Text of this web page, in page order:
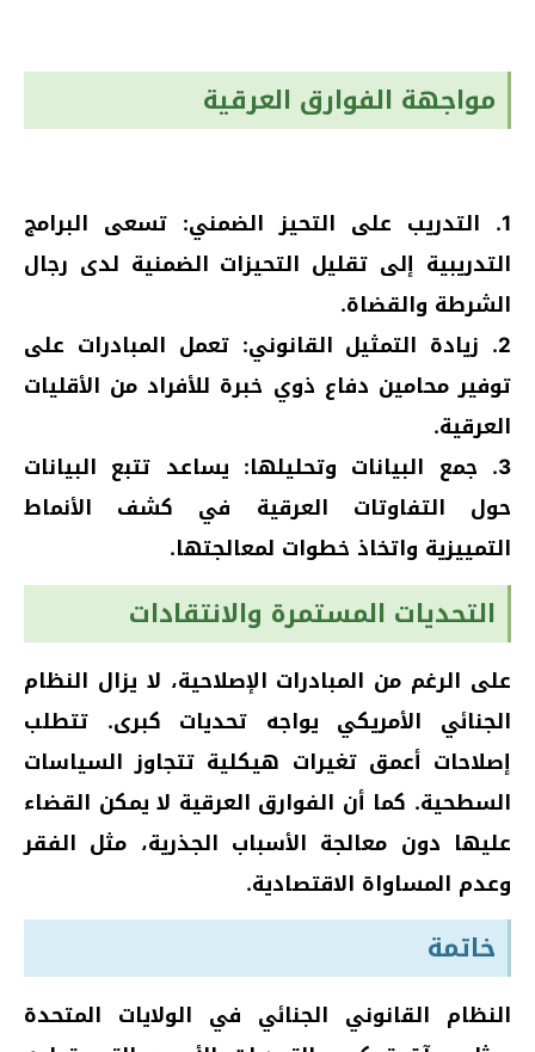
مواجهة الفوارق العرقية
1. التدريب على التحيز الضمني: تسعى البرامج
التدريبية إلى تقليل التحيزات الضمنية لدى رجال
الشرطة والقضاة.
2. زيادة التمثيل القانوني: تعمل المبادرات على
توفير محامين دفاع ذوي خبرة للأفراد من الأقليات
العرقية.
3. جمع البيانات وتحليلها: يساعد تتبع البيانات
حول التفاوتات العرقية في كشف الأنماط
التمييزية واتخاذ خطوات لمعالجتها.
التحديات المستمرة والانتقادات
على الرغم من المبادرات الإصلاحية، لا يزال النظام
الجنائي الأمريكي يواجه تحديات كبرى. تتطلب
إصلاحات أعمق تغيرات هيكلية تتجاوز السياسات
السطحية. كما أن الفوارق العرقية لا يمكن القضاء
عليها دون معالجة الأسباب الجذرية، مثل الفقر
وعدم المساواة الاقتصادية.
خاتمة
النظام القانوني الجنائي في الولايات المتحدة